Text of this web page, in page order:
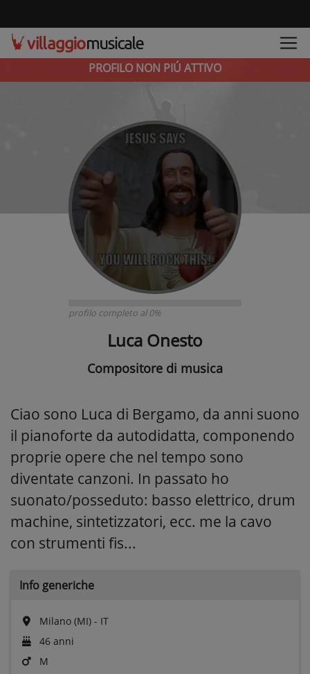
PROFILO NON PIÚ ATTIVO
profilo completo al 0%
Luca Onesto
Compositore di musica
Ciao sono Luca di Bergamo, da anni suono
il pianoforte da autodidatta, componendo
proprie opere che nel tempo sono
diventate canzoni. In passato ho
suonato/posseduto: basso elettrico, drum
machine, sintetizzatori, ecc. me la cavo
con strumenti fis...
Info generiche
Milano (MI) - IT
46 anni
M